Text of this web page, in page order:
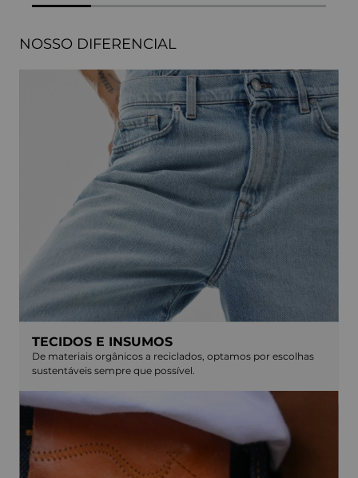
NOSSO DIFERENCIAL
TECIDOS E INSUMOS
De materiais orgânicos a reciclados, optamos por escolhas
sustentáveis sempre que possível.